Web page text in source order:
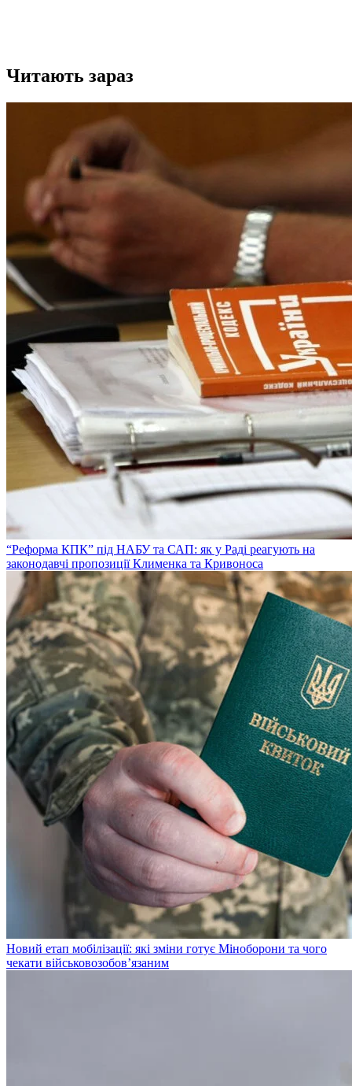
Читають зараз
“Реформа КПК” під НАБУ та САП: як у Раді реагують на
законодавчі пропозиції Клименка та Кривоноса
Новий етап мобілізації: які зміни готує Міноборони та чого
чекати військовозобов’язаним